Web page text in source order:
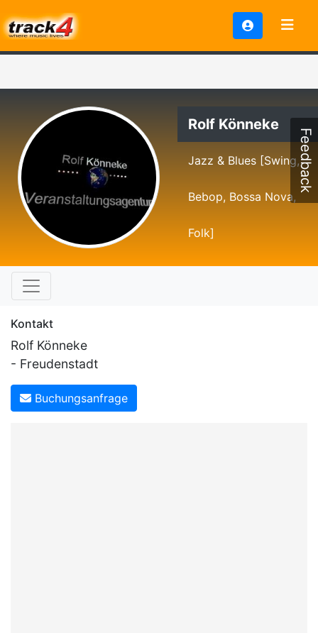
Rolf Könneke
Jazz & Blues [Swing,
Bebop, Bossa Nova,
Folk]
Kontakt
Rolf Könneke
- Freudenstadt
Buchungsanfrage
Feedback